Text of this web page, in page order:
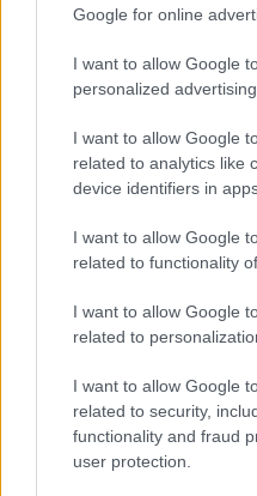
Google for online
I want to allow Google
personalized advertising.
I want to allow Google
related to analytics like
device identifiers in
I want to allow Google
related to functionality
I want to allow Google
related to
I want to allow Google
related to security,
functionality and fraud
user protection.
próbál